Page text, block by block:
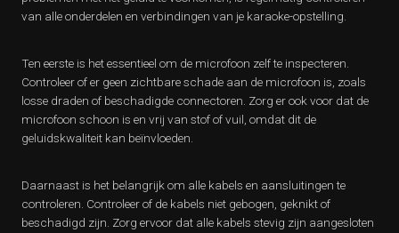
van alle onderdelen en verbindingen van je karaoke-opstelling.
Ten eerste is het essentieel om de microfoon zelf te inspecteren.
Controleer of er geen zichtbare schade aan de microfoon is, zoals
losse draden of beschadigde connectoren. Zorg er ook voor dat de
microfoon schoon is en vrij van stof of vuil, omdat dit de
geluidskwaliteit kan beïnvloeden.
Daarnaast is het belangrijk om alle kabels en aansluitingen te
controleren. Controleer of de kabels niet gebogen, geknikt of
beschadigd zijn. Zorg ervoor dat alle kabels stevig zijn aangesloten